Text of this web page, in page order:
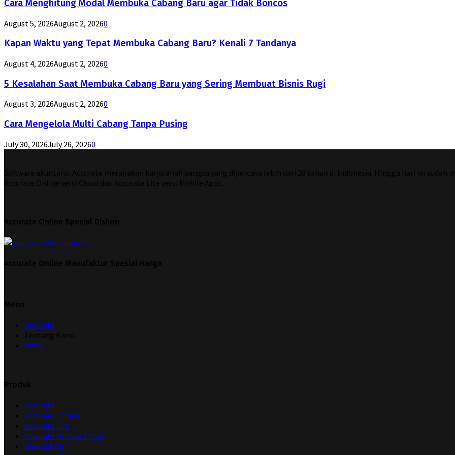
Cara Menghitung Modal Membuka Cabang Baru agar Tidak Boncos
August 5, 2026August 2, 20260
Kapan Waktu yang Tepat Membuka Cabang Baru? Kenali 7 Tandanya
August 4, 2026August 2, 20260
5 Kesalahan Saat Membuka Cabang Baru yang Sering Membuat Bisnis Rugi
August 3, 2026August 2, 20260
Cara Mengelola Multi Cabang Tanpa Pusing
July 30, 2026July 26, 20260
Beranda
News
Accurate 5
Accurate Online
Accurate Lite
Accurate Private Cloud
Rene 2 POS